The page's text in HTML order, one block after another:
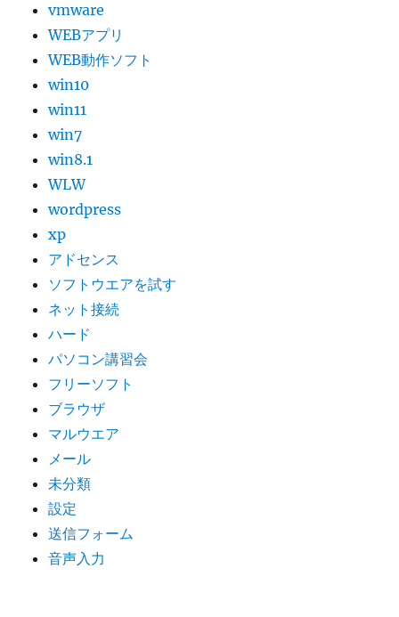
vmware
WEBアプリ
WEB動作ソフト
win10
win11
win7
win8.1
WLW
wordpress
xp
アドセンス
ソフトウエアを試す
ネット接続
ハード
パソコン講習会
フリーソフト
ブラウザ
マルウエア
メール
未分類
設定
送信フォーム
音声入力